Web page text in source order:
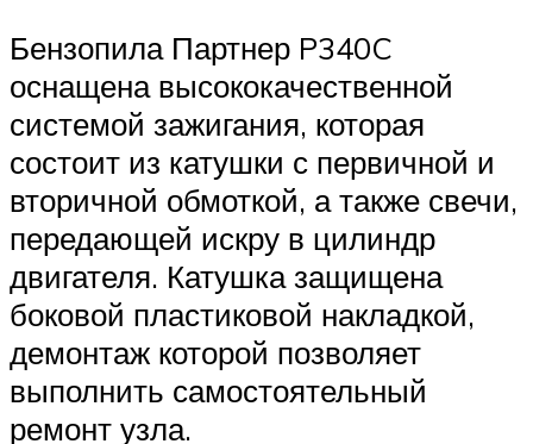
Бензопила Партнер P340C
оснащена высококачественной
системой зажигания, которая
состоит из катушки с первичной и
вторичной обмоткой, а также свечи,
передающей искру в цилиндр
двигателя. Катушка защищена
боковой пластиковой накладкой,
демонтаж которой позволяет
выполнить самостоятельный
ремонт узла.